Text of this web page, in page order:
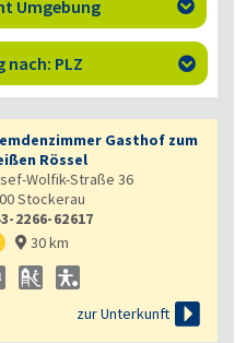
Umgebung 
PLZ 
Gasthof zum
Rössel
Wolfik-Straße 36
Stockerau
2266-62617
 30 km
zur Unterkunft 